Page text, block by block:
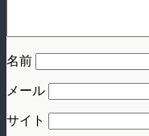
名前
メール
サイト